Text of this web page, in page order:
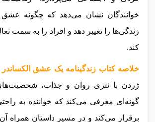
خوانندگان نشان می‌دهد که چگونه عشق
زندگی‌ها را تغییر دهد و افراد را به سمت
کند.
خلاصه کتاب زندگینامه یک عشق
ژردن با نثری روان و جذاب،
گونه‌ای معرفی می‌کند که خواننده به
برقرار می‌کند و در مسیر داستان همراه